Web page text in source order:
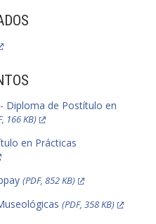
Diploma de Postítulo en
166 KB)
en Prácticas
(PDF, 852 KB)
(PDF, 358 KB)